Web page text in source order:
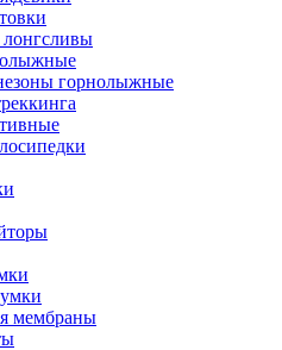
горнолыжные
мембраны